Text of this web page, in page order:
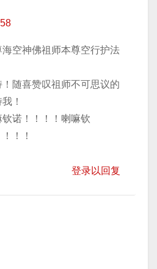
空神佛祖师本尊空行护法
随喜赞叹祖师不可思议的
！
诺！！！！喇嘛钦
！！
登录以回复